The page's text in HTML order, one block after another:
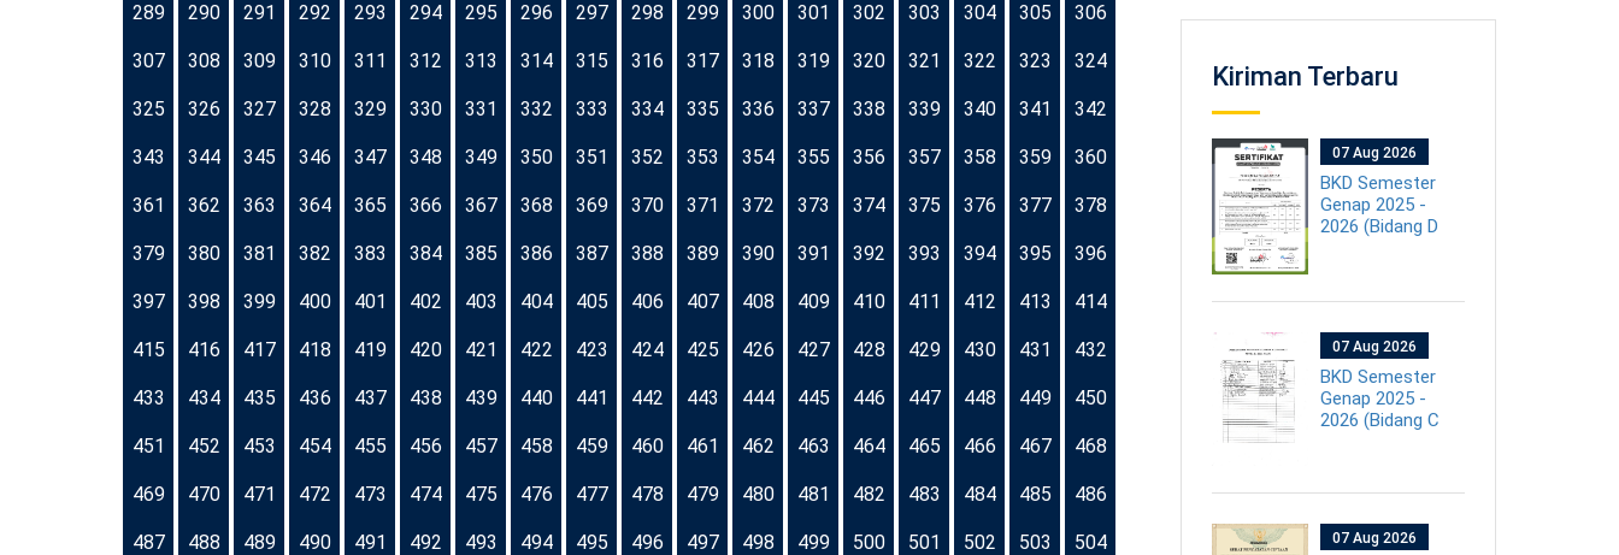
289 290 291 292 293 294 295 296 297 298 299 300 301 302 303 304 305 306
307 308 309 310 311 312 313 314 315 316 317 318 319 320 321 322 323 324
325 326 327 328 329 330 331 332 333 334 335 336 337 338 339 340 341 342
343 344 345 346 347 348 349 350 351 352 353 354 355 356 357 358 359 360
361 362 363 364 365 366 367 368 369 370 371 372 373 374 375 376 377 378
379 380 381 382 383 384 385 386 387 388 389 390 391 392 393 394 395 396
397 398 399 400 401 402 403 404 405 406 407 408 409 410 411 412 413 414
415 416 417 418 419 420 421 422 423 424 425 426 427 428 429 430 431 432
433 434 435 436 437 438 439 440 441 442 443 444 445 446 447 448 449 450
451 452 453 454 455 456 457 458 459 460 461 462 463 464 465 466 467 468
469 470 471 472 473 474 475 476 477 478 479 480 481 482 483 484 485 486
487 488 489 490 491 492 493 494 495 496 497 498 499 500 501 502 503 504
Kiriman Terbaru
07 Aug 2026
BKD Semester
Genap 2025 -
2026 (Bidang D
07 Aug 2026
BKD Semester
Genap 2025 -
2026 (Bidang C
07 Aug 2026